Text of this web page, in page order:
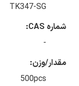
TK347-SG
شماره CAS:
مقدار/وزن:
500pcs